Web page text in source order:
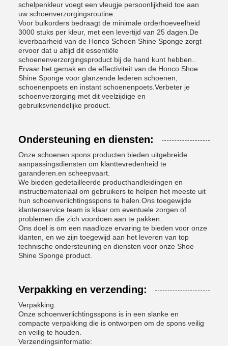
schelpenkleur voegt een vleugje persoonlijkheid toe aan
uw schoenverzorgingsroutine.
Voor bulkorders bedraagt de minimale orderhoeveelheid
3000 stuks per kleur, met een levertijd van 25 dagen.De
leverbaarheid van de Honco Schoen Shine Sponge zorgt
ervoor dat u altijd dit essentiële
schoenenverzorgingsproduct bij de hand kunt hebben..
Ervaar het gemak en de effectiviteit van de Honco Shoe
Shine Sponge voor glanzende lederen schoenen,
schoenenpoets en instant schoenenpoets.Verbeter je
schoenverzorging met dit veelzijdige en
gebruiksvriendelijke product.
Ondersteuning en diensten:
Onze schoenen spons producten bieden uitgebreide
aanpassingsdiensten om klanttevredenheid te
garanderen.en scheepvaart.
We bieden gedetailleerde producthandleidingen en
instructiemateriaal om gebruikers te helpen het meeste uit
hun schoenverlichtingsspons te halen.Ons toegewijde
klantenservice team is klaar om eventuele zorgen of
problemen die zich voordoen aan te pakken.
Ons doel is om een naadloze ervaring te bieden voor onze
klanten, en we zijn toegewijd aan het leveren van top
technische ondersteuning en diensten voor onze Shoe
Shine Sponge product.
Verpakking en verzending:
Verpakking:
Onze schoenverlichtingsspons is in een slanke en
compacte verpakking die is ontworpen om de spons veilig
en veilig te houden.
Verzendingsinformatie: